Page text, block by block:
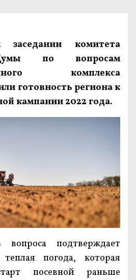
комитета
по вопросам
комплекса
готовность региона к
кампании 2022 года.
вопроса подтверждает
теплая погода, которая
посевной раньше